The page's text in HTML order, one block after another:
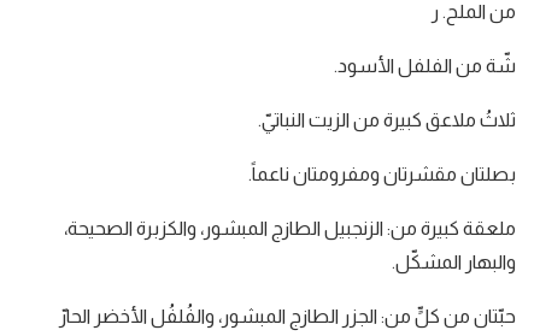
من الملح. ر
شّة من الفلفل الأسود.
ثلاثُ ملاعق كبيرة من الزيت النباتيّ.
بصلتان مقشرتان ومفرومتان ناعماً.
ملعقة كبيرة من: الزنجبيل الطازج المبشور، والكزبرة الصحيحة،
والبهار المشكّل.
حبّتان من كلٍّ من: الجزر الطازج المبشور، والفُلفُل الأخضر الحارّ